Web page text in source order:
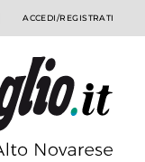
ACCEDI/REGISTRATI